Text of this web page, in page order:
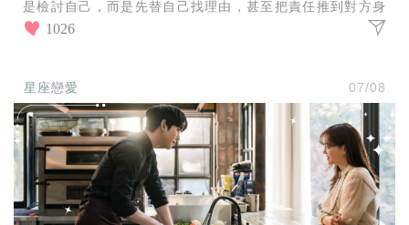
是檢討自己，而是先替自己找理由，甚至把責任推到對方身
上，一起來看看最容易把責任往外推的3星座？
1026
星座戀愛 07/08